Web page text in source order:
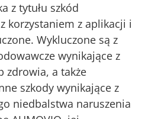
z tytułu szkód
korzystaniem z aplikacji i
Wykluczone są z
wynikające z
zdrowia, a także
szkody wynikające z
niedbalstwa naruszenia